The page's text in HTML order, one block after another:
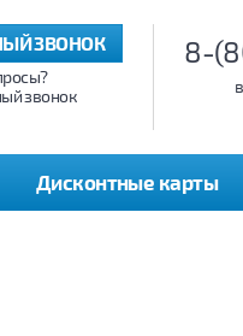
8-
ЗВОНОК
звонок
Дисконтные карты